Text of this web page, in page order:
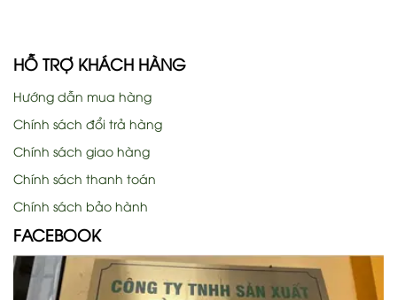
HỖ TRỢ KHÁCH HÀNG
Hướng dẫn mua hàng
Chính sách đổi trả hàng
Chính sách giao hàng
Chính sách thanh toán
Chính sách bảo hành
FACEBOOK